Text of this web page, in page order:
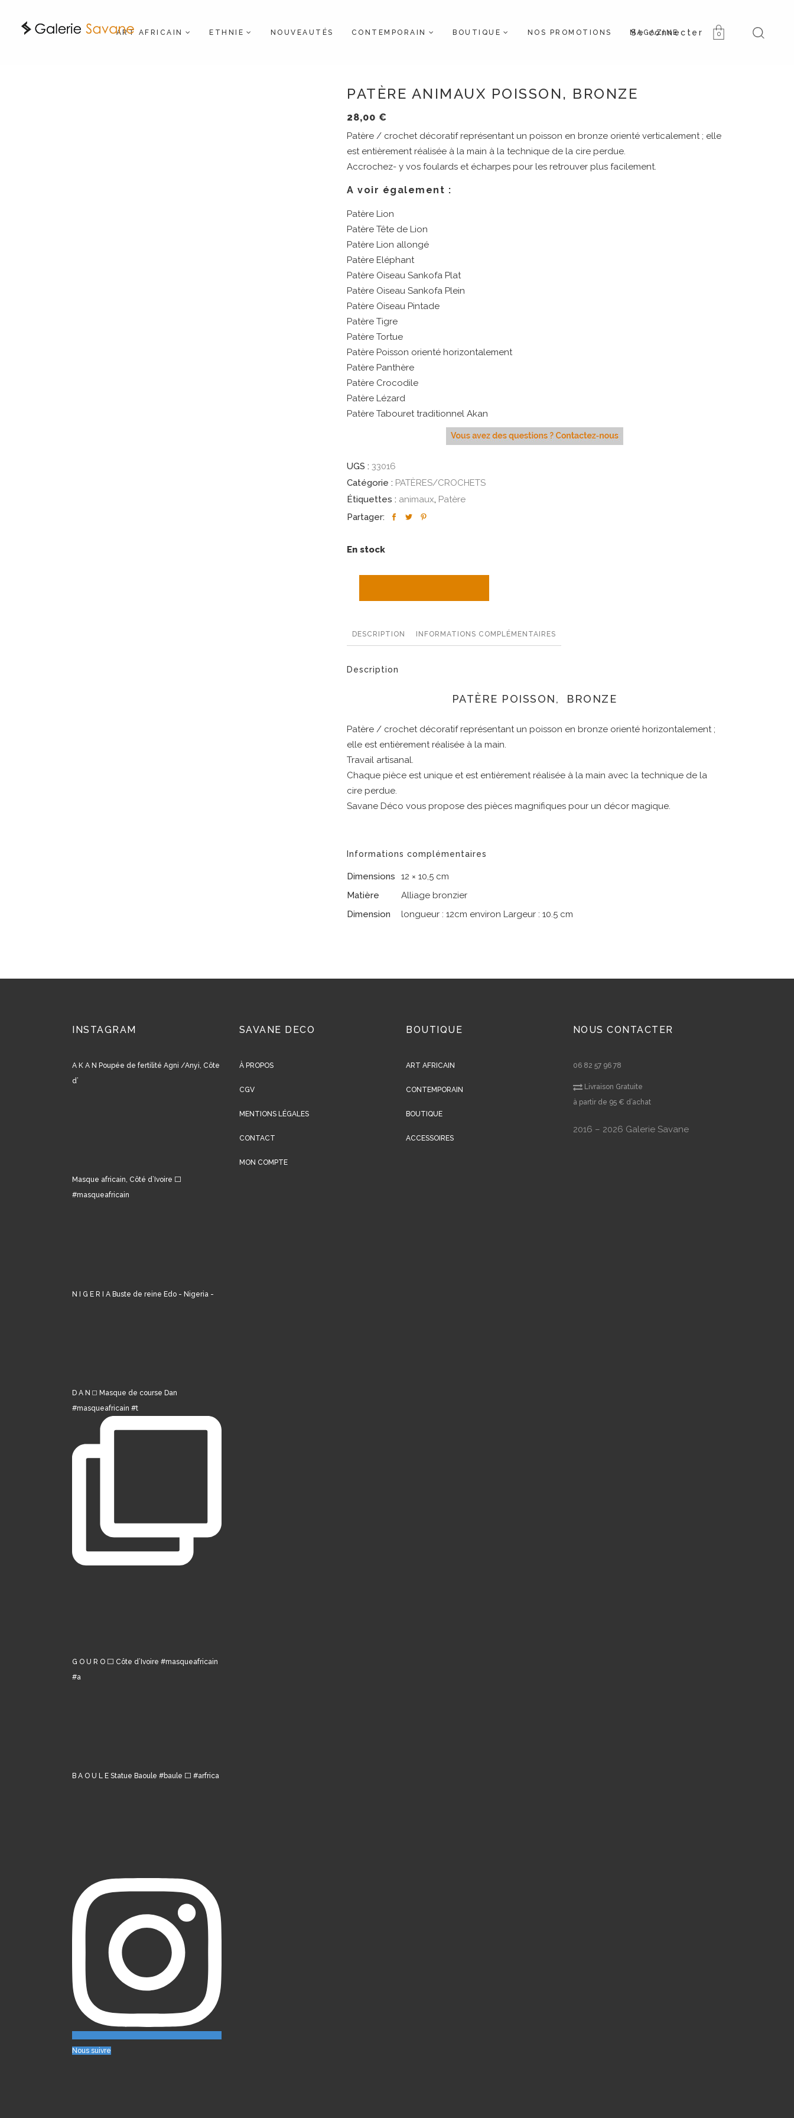
ART AFRICAIN ETHNIE NOUVEAUTÉS CONTEMPORAIN BOUTIQUE NOS PROMOTIONS MAGAZINE 0
PATÈRE ANIMAUX POISSON, BRONZE
28,00 €
Patère / crochet décoratif représentant un poisson en bronze orienté verticalement ; elle
est entièrement réalisée à la main à la technique de la cire perdue.
Accrochez- y vos foulards et écharpes pour les retrouver plus facilement.
A voir également :
Patère Lion
Patère Tête de Lion
Patère Lion allongé
Patère Eléphant
Patère Oiseau Sankofa Plat
Patère Oiseau Sankofa Plein
Patère Oiseau Pintade
Patère Tigre
Patère Tortue
Patère Poisson orienté horizontalement
Patère Panthère
Patère Crocodile
Patère Lézard
Patère Tabouret traditionnel Akan
UGS : 33016
Catégorie : PATÈRES/CROCHETS
Étiquettes : animaux, Patère
Partager:
En stock
DESCRIPTION INFORMATIONS COMPLÉMENTAIRES
Description
PATÈRE POISSON, BRONZE
Patère / crochet décoratif représentant un poisson en bronze orienté horizontalement ;
elle est entièrement réalisée à la main.
Travail artisanal.
Chaque pièce est unique et est entièrement réalisée à la main avec la technique de la
cire perdue.
Savane Déco vous propose des pièces magnifiques pour un décor magique.
Informations complémentaires
Dimensions
12 × 10,5 cm
Matière
Alliage bronzier
Dimension
longueur : 12cm environ Largeur : 10.5 cm
INSTAGRAM
A K A N Poupée de fertilité Agni /Anyi, Côte
d’
Masque africain, Côté d’Ivoire ⬜️
#masqueafricain
N I G E R I A Buste de reine Edo - Nigeria -
D A N ◻️ Masque de course Dan
#masqueafricain #t
G O U R O ⬜️ Côte d’Ivoire #masqueafricain
#a
B A O U L E Statue Baoule #baule ⬜️ #arfrica
Nous suivre
SAVANE DECO
À PROPOS
CGV
MENTIONS LÉGALES
CONTACT
MON COMPTE
BOUTIQUE
ART AFRICAIN
CONTEMPORAIN
BOUTIQUE
ACCESSOIRES
NOUS CONTACTER
06 82 57 96 78
Livraison Gratuite
à partir de 95 € d’achat
2016 – 2026 Galerie Savane